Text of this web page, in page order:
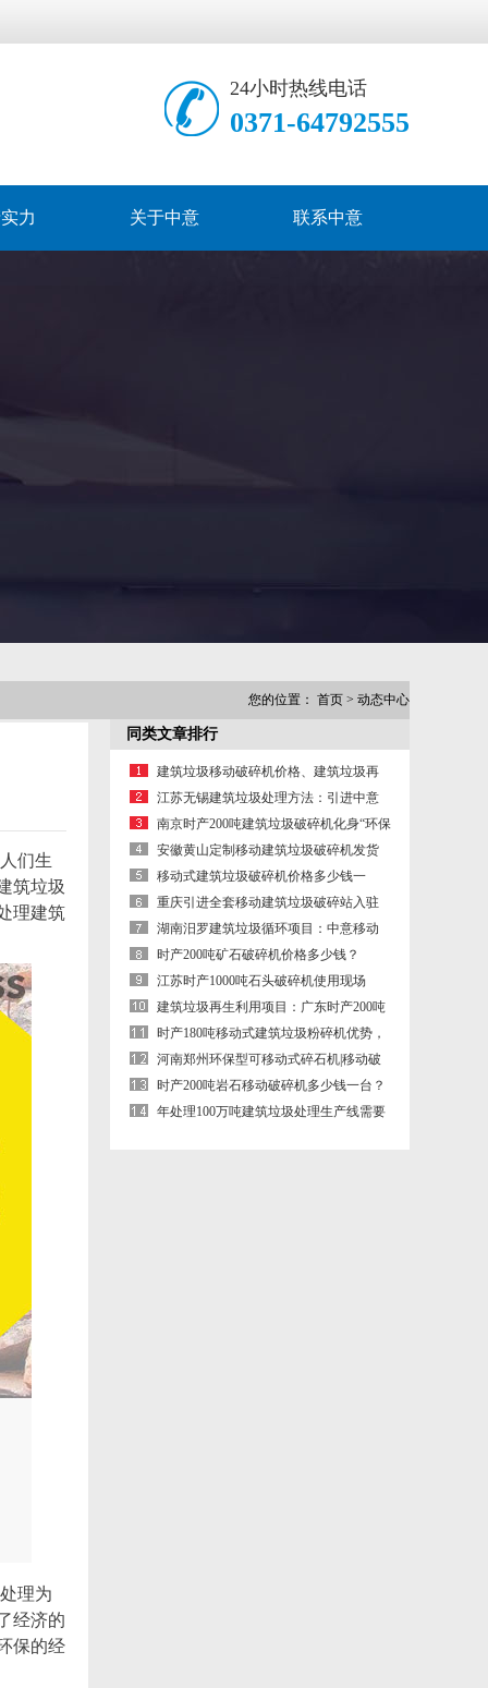
24小时热线电话
0371-64792555
力 关于中意 联系中意
您的位置： 首页 > 动态中心
们生
筑垃圾
理建筑
理为
经济的
保的经
同类文章排行
建筑垃圾移动破碎机价格、建筑垃圾再
生利用投入成本低、创收快
江苏无锡建筑垃圾处理方法：引进中意
废旧建筑材料破碎机促资源再生
南京时产200吨建筑垃圾破碎机化身“环保
小卫士”亮相
安徽黄山定制移动建筑垃圾破碎机发货
了！ 建筑垃圾破碎站价格
移动式建筑垃圾破碎机价格多少钱一
台？
重庆引进全套移动建筑垃圾破碎站入驻
建筑垃圾粉碎项目变废为宝
湖南汨罗建筑垃圾循环项目：中意移动
建筑垃圾破碎站投产现场
时产200吨矿石破碎机价格多少钱？
江苏时产1000吨石头破碎机使用现场
（鄂式+圆锥破碎机）
建筑垃圾再生利用项目：广东时产200吨
移动建筑垃圾破碎机生产现场
时产180吨移动式建筑垃圾粉碎机优势，
现场案例合集
河南郑州环保型可移动式碎石机|移动破
碎机
时产200吨岩石移动破碎机多少钱一台？
轮胎式岩石移动破碎机厂家
年处理100万吨建筑垃圾处理生产线需要